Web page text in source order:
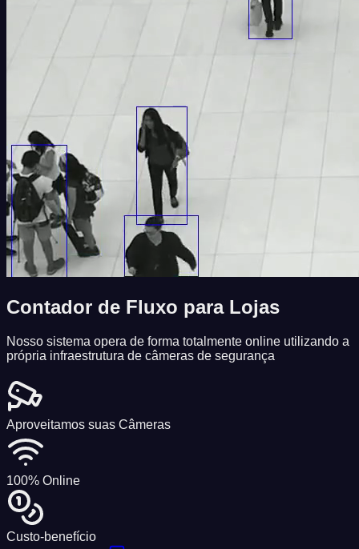
Contador de Fluxo para Lojas
Nosso sistema opera de forma totalmente online utilizando a
própria infraestrutura de câmeras de segurança
Aproveitamos suas Câmeras
100% Online
Custo-benefício